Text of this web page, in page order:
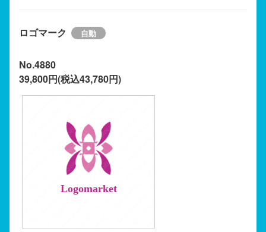
ロゴマーク
No.4880
39,800円(税込43,780円)
Logomarket